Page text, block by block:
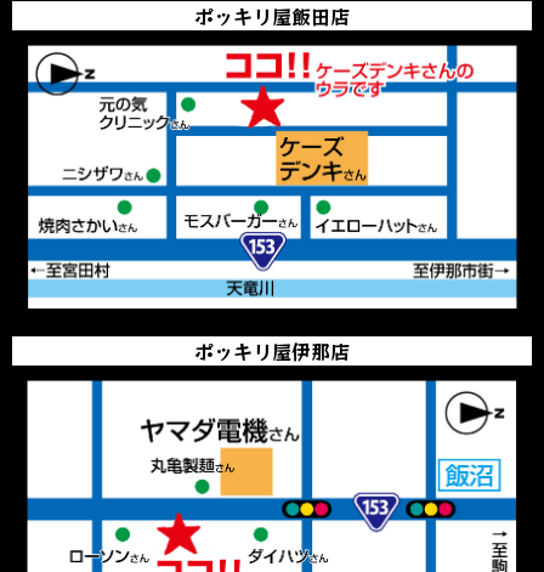
ポッキリ屋飯田店
ポッキリ屋伊那店